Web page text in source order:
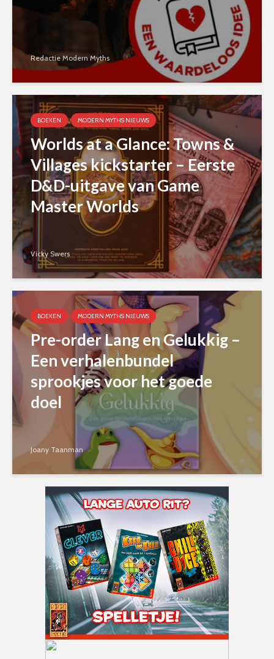
Redactie Modern Myths
BOEKEN MODERN MYTHS NIEUWS
Worlds at a Glance: Towns &
Villages kickstarter – Eerste
D&D-uitgave van Game
Master Worlds
Vicky Swers
BOEKEN MODERN MYTHS NIEUWS
Pre-order Lang en Gelukkig –
Een verhalenbundel
sprookjes voor het goede
doel
Joany Taanman